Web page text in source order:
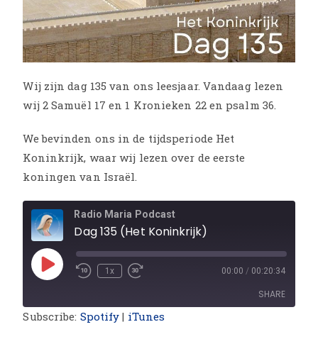
Wij zijn dag 135 van ons leesjaar. Vandaag lezen
wij 2 Samuël 17 en 1 Kronieken 22 en psalm 36.
We bevinden ons in de tijdsperiode Het
Koninkrijk, waar wij lezen over de eerste
koningen van Israël.
Radio Maria Podcast
Dag 135 (Het Koninkrijk)
1x 00:00 / 00:20:34
SHARE
Subscribe: Spotify | iTunes